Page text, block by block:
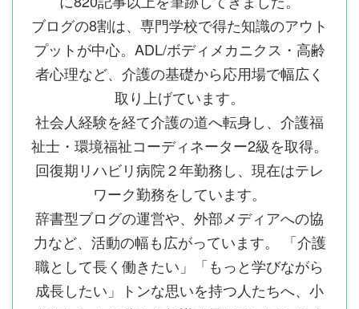
ブログの8割は、専門学校で得た知識のアウト
プットが中心。ADL/ボディメカニクス・高齢
者心理など、介護の基礎から応用場で幅広く
取り上げています。
社会人経験を経て介護の道へ転身し、介護福
祉士・環境福祉コーディネーター2級を取得。
回復期リハビリ病院２年勤務し、現在はテレ
ワーク勤務をしています。
辞書型ブログの運営や、外部メディアへの協
力など、活動の幅も広がっています。 「介護
職として長く働きたい」「もっと学びながら
成長したい」トンな思いを持つ人たちへ、小